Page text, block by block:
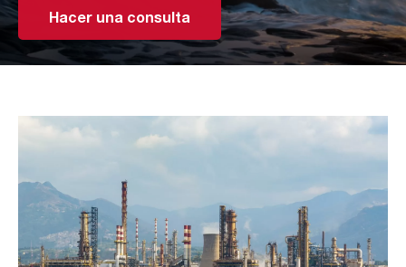
Hacer una consulta